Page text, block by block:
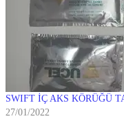
SWIFT İÇ AKS KÖRÜĞÜ
27/01/2022